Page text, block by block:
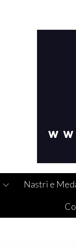
Nastri e